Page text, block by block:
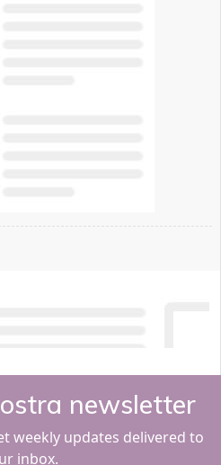
newsletter
weekly updates delivered to
inbox.